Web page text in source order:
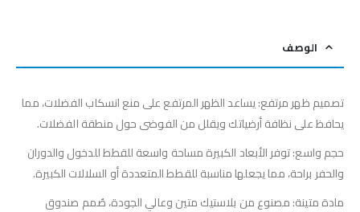
الوصف
تصميم ظهر مرتفع: يساعد الظهر المرتفع على منع انسكاب الفضلات، مما
يحافظ على نظافة أرضياتك ويقلل من الفوضى حول منطقة الفضلات.
حجم واسع: توفر الأبعاد الكبيرة مساحة واسعة للقطط للدخول والدوران
والحفر براحة، مما يجعلها مناسبة للقطط المتعددة أو السلالات الكبيرة.
مادة متينة: مصنوع من بلاستيك متين وعالي الجودة، صُمم صندوق